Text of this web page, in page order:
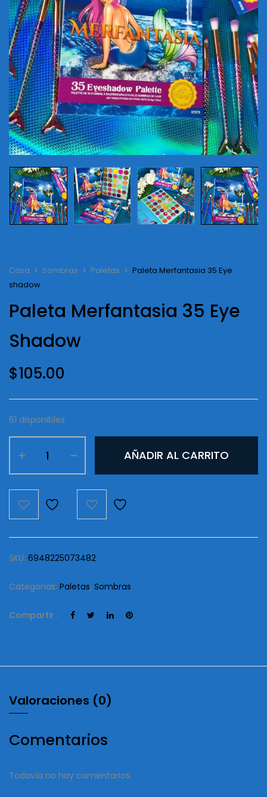
Casa Sombras Paletas
Paleta Merfantasia 35 Eye
shadow
Paleta Merfantasia 35 Eye
Shadow
$105.00
61 disponibles
Merfantasia
shadow
AÑADIR AL CARRITO
SKU: 6948225073482
Categorías: Paletas, Sombras
Compartir :
Valoraciones (0)
Comentarios
Todavía no hay comentarios.